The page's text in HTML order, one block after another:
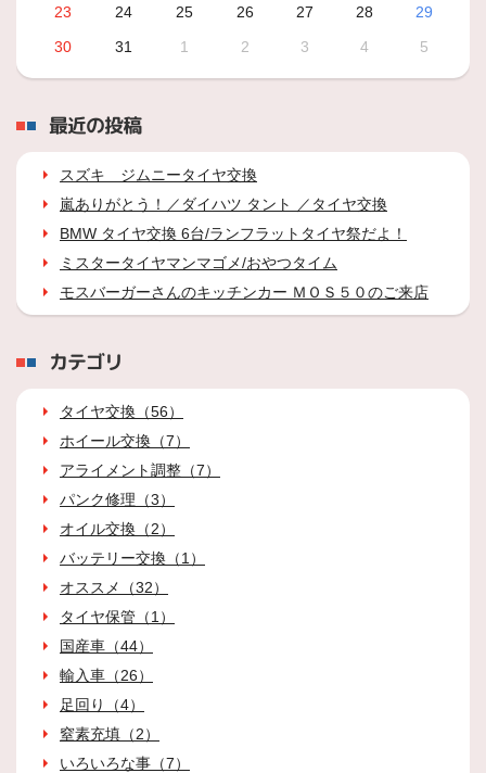
23 24 25 26 27 28
29
30
31 1 2 3 4 5
最近の投稿
スズキ ジムニータイヤ交換
嵐ありがとう！／ダイハツ タント ／タイヤ交換
BMW タイヤ交換 6台/ランフラットタイヤ祭だよ！
ミスタータイヤマンマゴメ/おやつタイム
モスバーガーさんのキッチンカー ＭＯＳ５０のご来店
カテゴリ
タイヤ交換（56）
ホイール交換（7）
アライメント調整（7）
パンク修理（3）
オイル交換（2）
バッテリー交換（1）
オススメ（32）
タイヤ保管（1）
国産車（44）
輸入車（26）
足回り（4）
窒素充填（2）
いろいろな事（7）